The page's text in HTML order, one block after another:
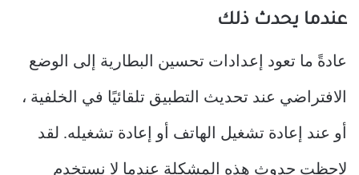
عندما يحدث ذلك
عادةً ما تعود إعدادات تحسين البطارية إلى الوضع
الافتراضي عند تحديث التطبيق تلقائيًا في الخلفية ،
أو عند إعادة تشغيل الهاتف أو إعادة تشغيله. لقد
لاحظت حدوث هذه المشكلة عندما لا نستخدم